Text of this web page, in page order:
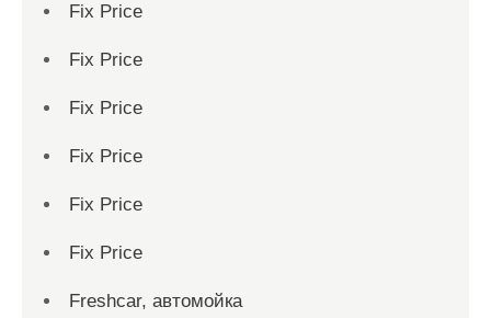
Fix Price
Fix Price
Fix Price
Fix Price
Fix Price
Fix Price
Freshcar, автомойка